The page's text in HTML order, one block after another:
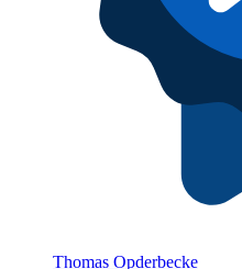
Thomas Opderbecke